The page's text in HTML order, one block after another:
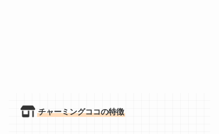
チャーミングココの特徴